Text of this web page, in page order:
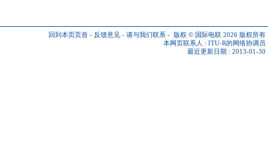
回到本页页首 - 反馈意见 - 请与我们联系 - 版权 © 国际电联 2026 版权所有
本网页联系人 : ITU-R的网络协调员
最近更新日期 : 2013-01-30